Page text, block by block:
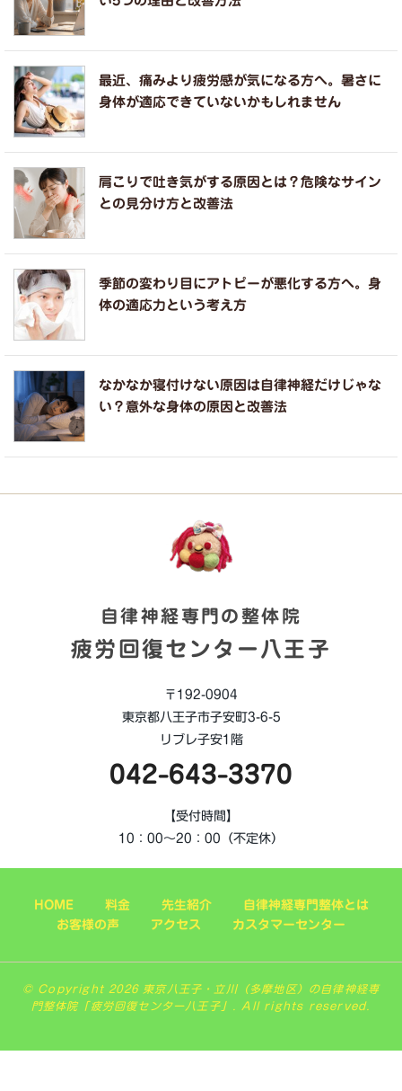
最近、痛みより疲労感が気になる方へ。暑さに
身体が適応できていないかもしれません
肩こりで吐き気がする原因とは？危険なサイン
との見分け方と改善法
季節の変わり目にアトピーが悪化する方へ。身
体の適応力という考え方
なかなか寝付けない原因は自律神経だけじゃな
い？意外な身体の原因と改善法
自律神経専門の整体院
疲労回復センター八王子
〒192-0904
東京都八王子市子安町3-6-5
リブレ子安1階
042-643-3370
【受付時間】
10：00～20：00（不定休）
HOME 料金 先生紹介
自律神経専門整体とは
お客様の声
アクセス カスタマーセンター
© Copyright 2026 東京八王子・立川（多摩地区）の自律神経専
門整体院「疲労回復センター八王子」. All rights reserved.